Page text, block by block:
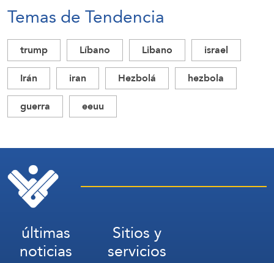
Temas de Tendencia
trump Líbano Libano
israel
Irán
iran Hezbolá
hezbola
guerra
eeuu
últimas
noticias
Sitios y
servicios